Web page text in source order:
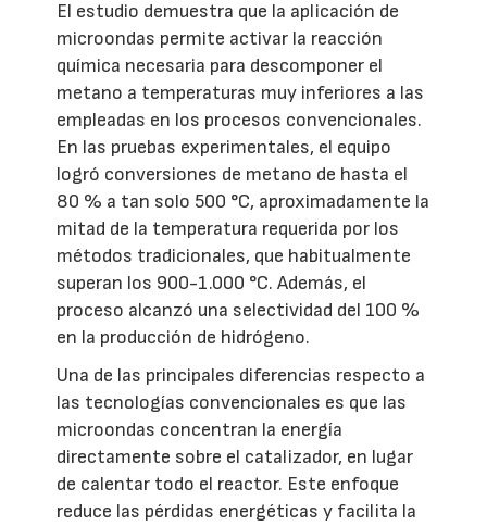
El estudio demuestra que la aplicación de
microondas permite activar la reacción
química necesaria para descomponer el
metano a temperaturas muy inferiores a las
empleadas en los procesos convencionales.
En las pruebas experimentales, el equipo
logró conversiones de metano de hasta el
80 % a tan solo 500 °C, aproximadamente la
mitad de la temperatura requerida por los
métodos tradicionales, que habitualmente
superan los 900-1.000 °C. Además, el
proceso alcanzó una selectividad del 100 %
en la producción de hidrógeno.
Una de las principales diferencias respecto a
las tecnologías convencionales es que las
microondas concentran la energía
directamente sobre el catalizador, en lugar
de calentar todo el reactor. Este enfoque
reduce las pérdidas energéticas y facilita la